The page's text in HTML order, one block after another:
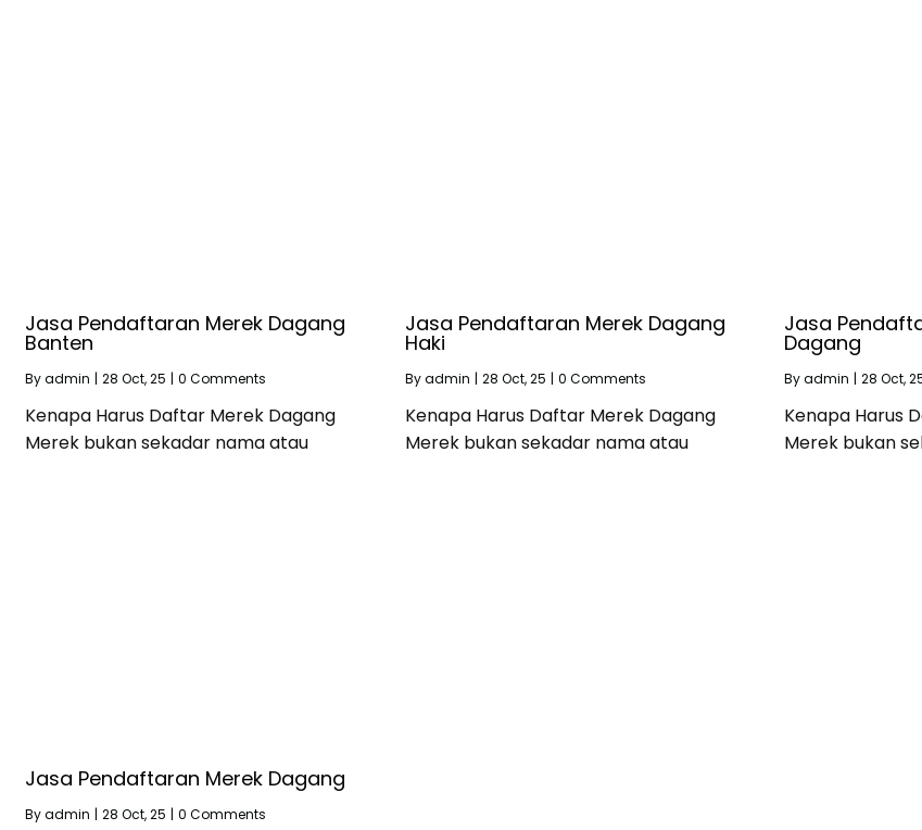
Jasa Pendaftaran Merek Dagang
Banten
Byadmin | 28 Oct, 25 | 0 Comments
Kenapa Harus Daftar Merek Dagang
Merek bukan sekadar nama atau
Jasa Pendaftaran Merek Dagang
Haki
Byadmin | 28 Oct, 25 | 0 Comments
Kenapa Harus Daftar Merek Dagang
Merek bukan sekadar nama atau
Jasa
Dagang
Byadmin | 28 Oct,
Kenapa Harus
Merek bukan
Jasa Pendaftaran Merek Dagang
Byadmin | 28 Oct, 25 | 0 Comments